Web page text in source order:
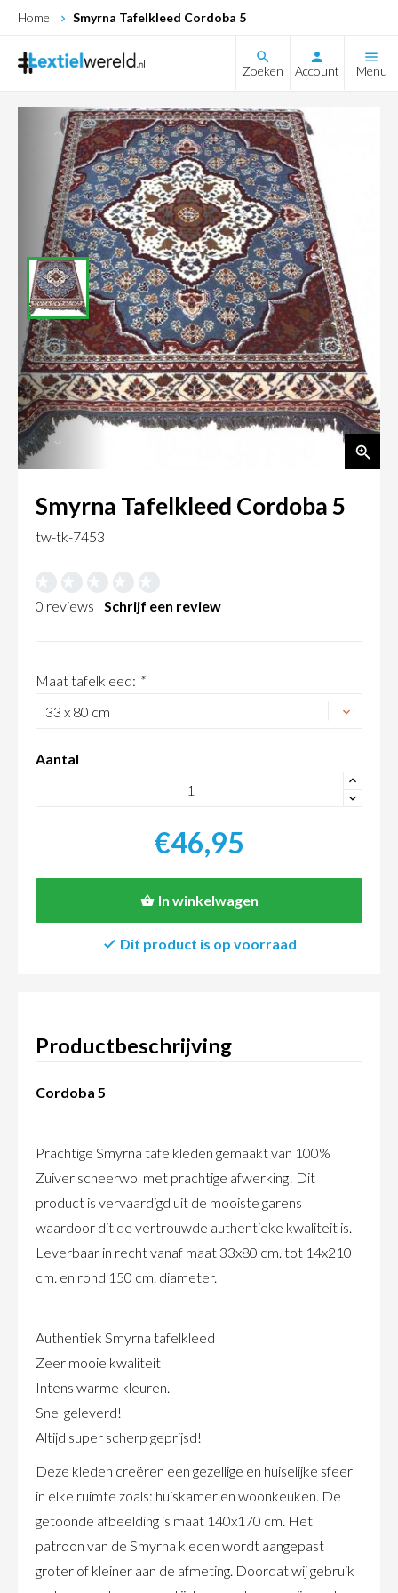
Home Smyrna Tafelkleed Cordoba 5
Zoeken Account Menu
Productbeschrijving
Cordoba 5
Prachtige Smyrna tafelkleden gemaakt van 100%
Zuiver scheerwol met prachtige afwerking! Dit
product is vervaardigd uit de mooiste garens
waardoor dit de vertrouwde authentieke kwaliteit is.
Leverbaar in recht vanaf maat 33x80 cm. tot 14x210
cm. en rond 150 cm. diameter.
Authentiek Smyrna tafelkleed
Zeer mooie kwaliteit
Intens warme kleuren.
Snel geleverd!
Altijd super scherp geprijsd!
Deze kleden creëren een gezellige en huiselijke sfeer
in elke ruimte zoals: huiskamer en woonkeuken. De
getoonde afbeelding is maat 140x170 cm. Het
patroon van de Smyrna kleden wordt aangepast
groter of kleiner aan de afmeting. Doordat wij gebruik
Smyrna Tafelkleed Cordoba 5
tw-tk-7453
0 reviews | Schrijf een review
Maat tafelkleed: *
Aantal
+
-
€46,95
In winkelwagen
Dit product is op voorraad